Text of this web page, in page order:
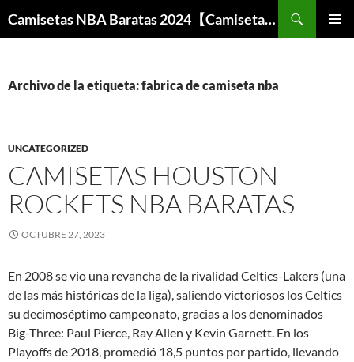
Camisetas NBA Baratas 2024【Camisetas Especiales Baloncesto】
Archivo de la etiqueta: fabrica de camiseta nba
UNCATEGORIZED
CAMISETAS HOUSTON
ROCKETS NBA BARATAS
OCTUBRE 27, 2023
En 2008 se vio una revancha de la rivalidad Celtics-Lakers (una
de las más históricas de la liga), saliendo victoriosos los Celtics
su decimoséptimo campeonato, gracias a los denominados
Big-Three: Paul Pierce, Ray Allen y Kevin Garnett. En los
Playoffs de 2018, promedió 18,5 puntos por partido, llevando